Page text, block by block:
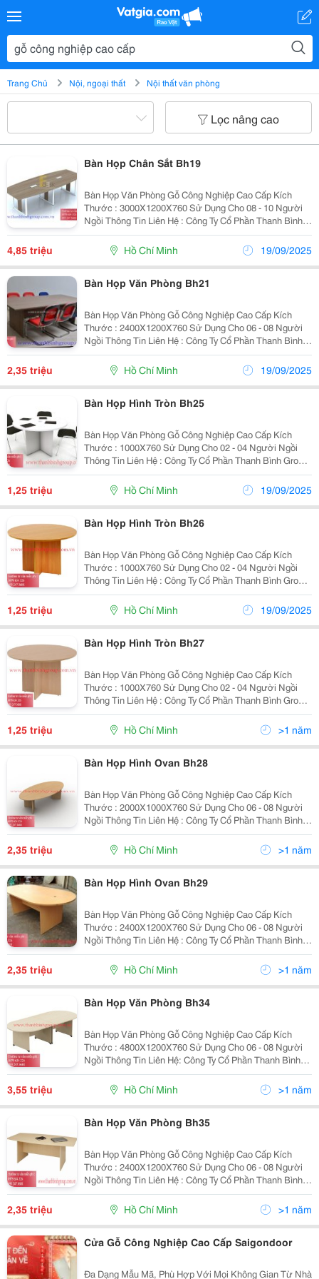
Trang Chủ Nội, ngoại thất Nội thất văn phòng
Lọc nâng cao
Bàn Họp Chân Sắt Bh19
Bàn Họp Văn Phòng Gỗ Công Nghiệp Cao Cấp Kích
Thước : 3000X1200X760 Sử Dụng Cho 08 - 10 Người
Ngồi Thông Tin Liên Hệ : Công Ty Cổ Phần Thanh Bình
Group Hotline/Zalo: 0979 634 326 - 093 247 3688 Email:
4,85 triệu Hồ Chí Minh 19/09/2025
Bàn Họp Văn Phòng Bh21
Bàn Họp Văn Phòng Gỗ Công Nghiệp Cao Cấp Kích
Thước : 2400X1200X760 Sử Dụng Cho 06 - 08 Người
Ngồi Thông Tin Liên Hệ : Công Ty Cổ Phần Thanh Bình
Group Website : Www.thanhbinhgroup.com.vn Email :
2,35 triệu Hồ Chí Minh 19/09/2025
Bàn Họp Hình Tròn Bh25
Bàn Họp Văn Phòng Gỗ Công Nghiệp Cao Cấp Kích
Thước : 1000X760 Sử Dụng Cho 02 - 04 Người Ngồi
Thông Tin Liên Hệ : Công Ty Cổ Phần Thanh Bình Group
Hotline/Zalo : 093 247 3688 - 0979 634 326 Website :
1,25 triệu Hồ Chí Minh 19/09/2025
Bàn Họp Hình Tròn Bh26
Bàn Họp Văn Phòng Gỗ Công Nghiệp Cao Cấp Kích
Thước : 1000X760 Sử Dụng Cho 02 - 04 Người Ngồi
Thông Tin Liên Hệ : Công Ty Cổ Phần Thanh Bình Group
Hotline/Zalo : 093 247 3688 - 0979 634 326 Website :
1,25 triệu Hồ Chí Minh 19/09/2025
Bàn Họp Hình Tròn Bh27
Bàn Họp Văn Phòng Gỗ Công Nghiệp Cao Cấp Kích
Thước : 1000X760 Sử Dụng Cho 02 - 04 Người Ngồi
Thông Tin Liên Hệ : Công Ty Cổ Phần Thanh Bình Group
Website : Www.thanhbinhgroup.com.vn Email :
Thanhbinhgroup.hcm@Gmail.com Hotline/Zalo :...
1,25 triệu Hồ Chí Minh >1 năm
Bàn Họp Hình Ovan Bh28
Bàn Họp Văn Phòng Gỗ Công Nghiệp Cao Cấp Kích
Thước : 2000X1000X760 Sử Dụng Cho 06 - 08 Người
Ngồi Thông Tin Liên Hệ : Công Ty Cổ Phần Thanh Bình
Group Website : Www.thanhbinhgroup.com.vn Email :
2,35 triệu Hồ Chí Minh >1 năm
Bàn Họp Hình Ovan Bh29
Bàn Họp Văn Phòng Gỗ Công Nghiệp Cao Cấp Kích
Thước : 2400X1200X760 Sử Dụng Cho 06 - 08 Người
Ngồi Thông Tin Liên Hệ : Công Ty Cổ Phần Thanh Bình
Group Website : Www.thanhbinhgroup.com.vn Email :
2,35 triệu Hồ Chí Minh >1 năm
Bàn Họp Văn Phòng Bh34
Bàn Họp Văn Phòng Gỗ Công Nghiệp Cao Cấp Kích
Thước : 4800X1200X760 Sử Dụng Cho 06 - 08 Người
Ngồi Thông Tin Liên Hệ: Công Ty Cổ Phần Thanh Bình
Group Hotline/Zalo : 093 247 3688 - 0979 634 326
Website: Www.thanhbinhgroup.com.vn Email :...
3,55 triệu Hồ Chí Minh >1 năm
Bàn Họp Văn Phòng Bh35
Bàn Họp Văn Phòng Gỗ Công Nghiệp Cao Cấp Kích
Thước : 2400X1200X760 Sử Dụng Cho 06 - 08 Người
Ngồi Thông Tin Liên Hệ : Công Ty Cổ Phần Thanh Bình
Group Website : Www.thanhbinhgroup.com.vn Email :
2,35 triệu Hồ Chí Minh >1 năm
Cửa Gỗ Công Nghiệp Cao Cấp Saigondoor
Đa Dạng Mẫu Mã, Phù Hợp Với Mọi Không Gian Từ Nhà